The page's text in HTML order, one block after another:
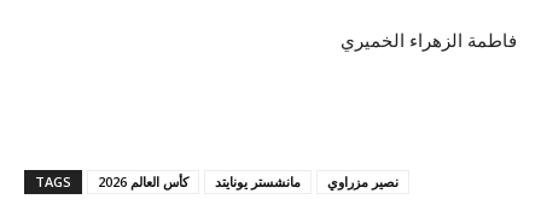
فاطمة الزهراء الخميري
TAGS كأس العالم 2026 مانشستر يونايتد نصير مزراوي